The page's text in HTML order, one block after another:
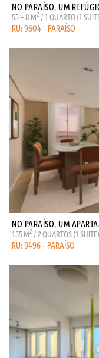
NO PARAÍSO, UM
55 + 8 M2 / 1 QUARTO (1
RU: 9604 - PARAÍSO
NO PARAÍSO, UM
155 M2 / 2 QUARTOS (1
RU: 9496 - PARAÍSO